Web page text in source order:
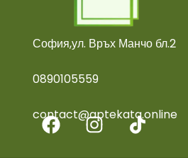
София,ул. Връх Манчо бл.2
0890105559
contact@aptekata.online